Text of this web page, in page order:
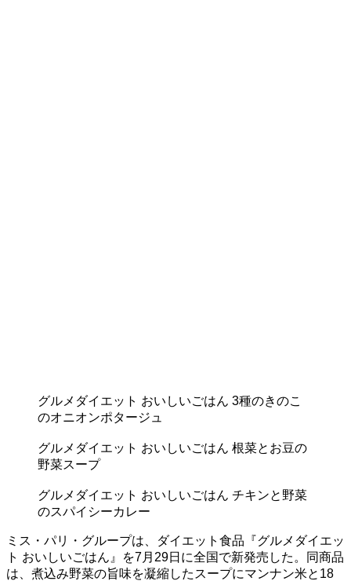
グルメダイエット おいしいごはん 3種のきのこ
のオニオンポタージュ
グルメダイエット おいしいごはん 根菜とお豆の
野菜スープ
グルメダイエット おいしいごはん チキンと野菜
のスパイシーカレー
ミス・パリ・グループは、ダイエット食品『グルメダイエッ
ト おいしいごはん』を7月29日に全国で新発売した。同商品
は、煮込み野菜の旨味を凝縮したスープにマンナン米と18